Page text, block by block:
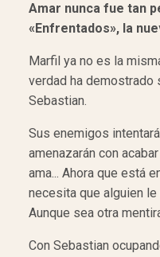
Amar nunca fue tan
«Enfrentados», la
Marfil ya no es la
verdad ha demostrado
Sebastian.
Sus enemigos
amenazarán con
ama... Ahora que está
necesita que alguien
Aunque sea otra
Con Sebastian